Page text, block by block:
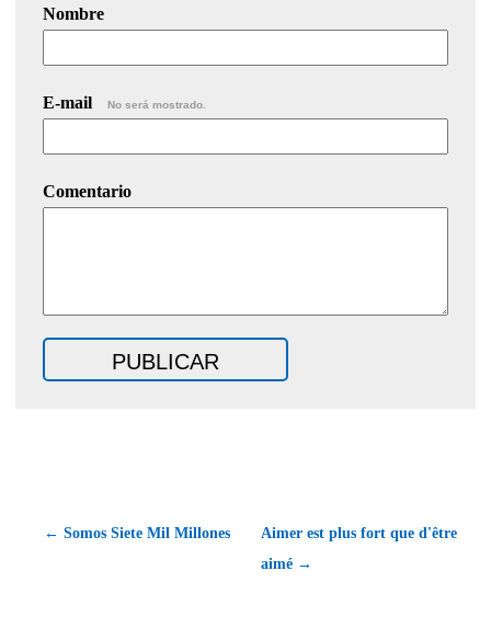
Nombre
E-mail No será mostrado.
Comentario
← Somos Siete Mil Millones
Aimer est plus fort que d'être
aimé →